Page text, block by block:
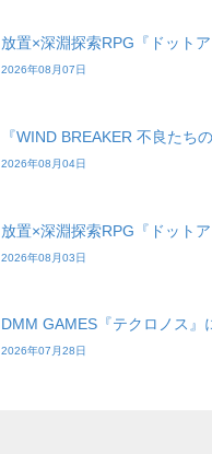
放置×深淵探索RPG『ドット
2026年08月07日
『WIND BREAKER 不良たち
2026年08月04日
放置×深淵探索RPG『ドット
2026年08月03日
DMM GAMES『テクロノス
2026年07月28日